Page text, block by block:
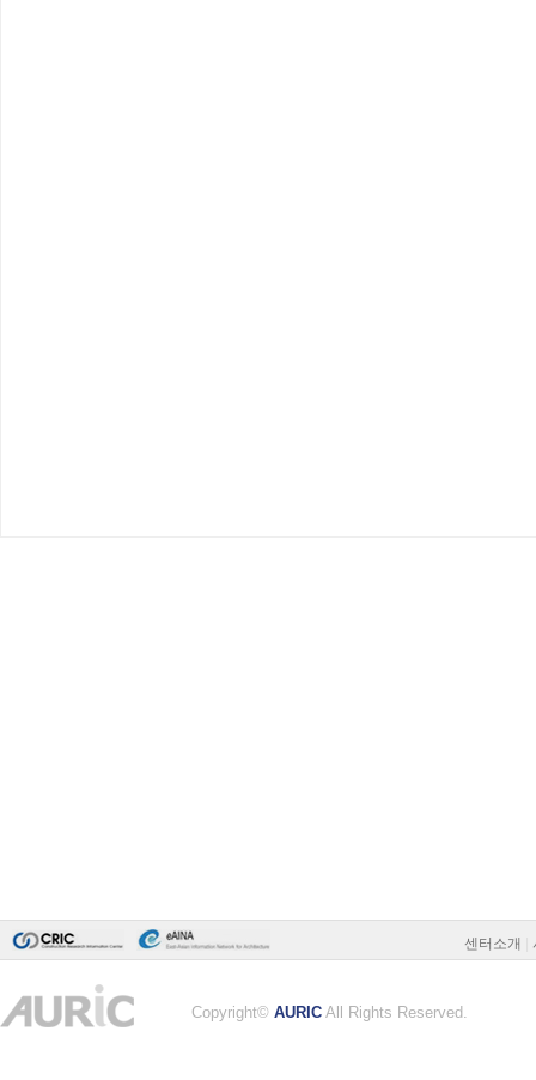
센터소개
Copyright© AURIC All Rights Reserved.